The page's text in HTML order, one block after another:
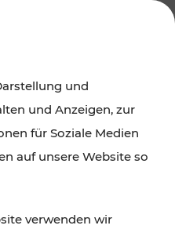
das Burgenland
Gastronomie,
und
und Anzeigen, zur
für Soziale Medien
auf unsere Website so
verwenden wir